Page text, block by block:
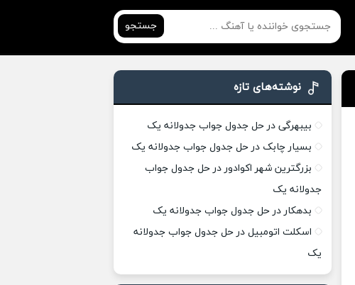
جستجو
نوشته‌های تازه
بیبهرگی در حل جدول جواب جدولانه یک
بسیار چابک در حل جدول جواب جدولانه یک
بزرگترین شهر اکوادور در حل جدول جواب
جدولانه یک
بدهکار در حل جدول جواب جدولانه یک
اسکلت اتومبیل در حل جدول جواب جدولانه
یک